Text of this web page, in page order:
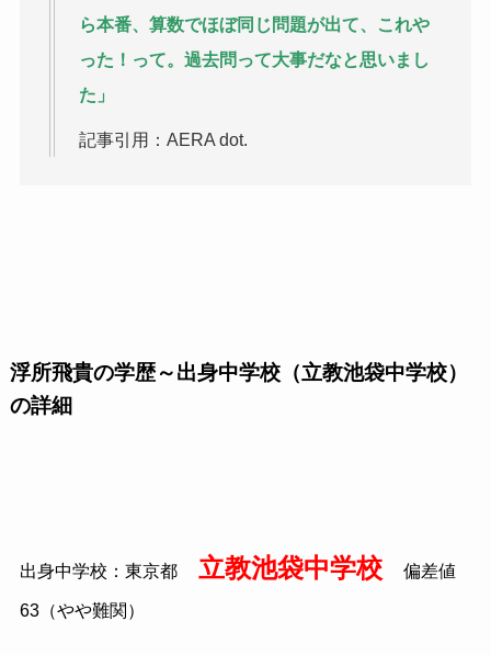
ら本番、算数でほぼ同じ問題が出て、これや
った！って。過去問って大事だなと思いまし
た」
記事引用：AERA dot.
浮所飛貴の学歴～出身中学校（立教池袋中学校）
の詳細
出身中学校：東京都 立教池袋中学校 偏差値
63（やや難関）